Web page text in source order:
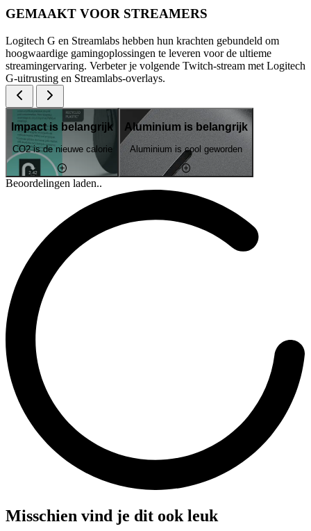
GEMAAKT VOOR STREAMERS
Logitech G en Streamlabs hebben hun krachten gebundeld om
hoogwaardige gamingoplossingen te leveren voor de ultieme
streamingervaring. Verbeter je volgende Twitch-stream met Logitech
G-uitrusting en Streamlabs-overlays.
Impact is belangrijk
CO2 is de nieuwe calorie
Aluminium is belangrijk
Aluminium is cool geworden
Beoordelingen laden..
Misschien vind je dit ook leuk